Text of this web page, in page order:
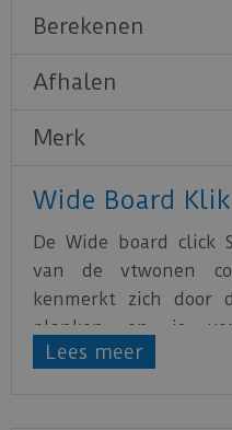
Berekenen
Afhalen
Merk
Wide Board
De Wide board click
van de vtwonen
kenmerkt zich door
planken en is
houtdessins. Het
Lees meer